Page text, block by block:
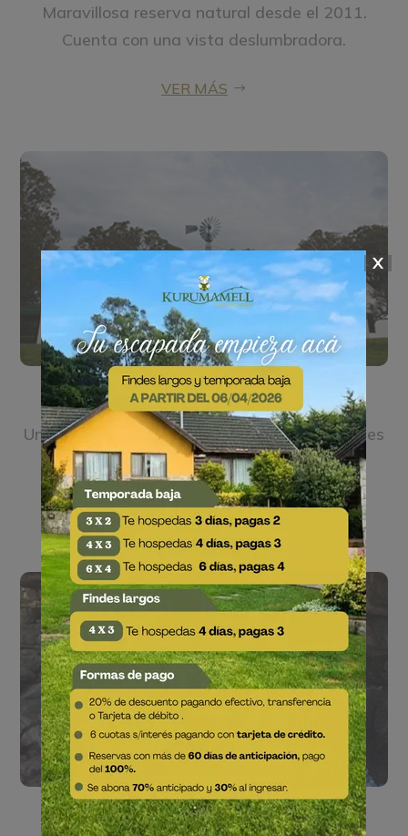
Maravillosa reserva natural desde el 2011.
Cuenta con una vista deslumbradora.
VER MÁS
Museo José Hernandez
Un edificio lleno de historia sobre los aborígenes
del lugar
VER MÁS
Gruta de los Pañuelos
X